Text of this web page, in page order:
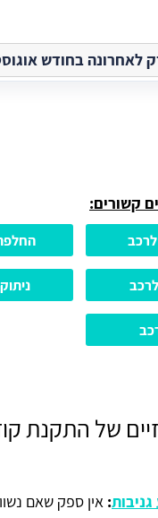
בחודש אוגוסט
קשורים:
לרכב
של התקנת
: אין ספק שאם